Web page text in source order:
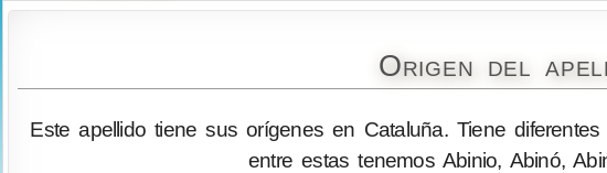
Origen del
Este apellido tiene sus orígenes en Cataluña. Tiene
entre estas tenemos Abinio, Abinó,